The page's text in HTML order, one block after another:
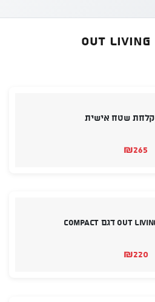
₪265
₪220